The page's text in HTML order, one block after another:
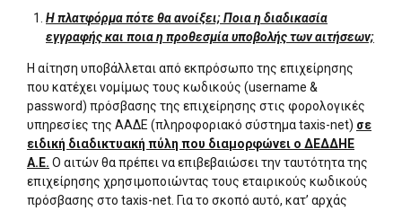
Η πλατφόρμα πότε θα ανοίξει; Ποια η διαδικασία
εγγραφής και ποια η προθεσμία υποβολής των αιτήσεων;
Η αίτηση υποβάλλεται από εκπρόσωπο της επιχείρησης
που κατέχει νομίμως τους κωδικούς (username &
password) πρόσβασης της επιχείρησης στις φορολογικές
υπηρεσίες της ΑΑΔΕ (πληροφοριακό σύστημα taxis-net) σε
ειδική διαδικτυακή πύλη που διαμορφώνει ο ΔΕΔΔΗΕ
Α.Ε. Ο αιτών θα πρέπει να επιβεβαιώσει την ταυτότητα της
επιχείρησης χρησιμοποιώντας τους εταιρικούς κωδικούς
πρόσβασης στο taxis-net. Για το σκοπό αυτό, κατ’ αρχάς